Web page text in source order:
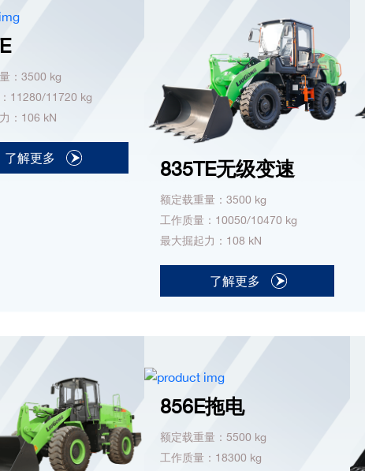
：3500 kg
11280/11720 kg
：106 kN
了解更多 835TE无级变速
额定载重量：3500 kg
工作质量：10050/10470 kg
最大掘起力：108 kN
了解更多
856E拖电
额定载重量：5500 kg
工作质量：18300 kg